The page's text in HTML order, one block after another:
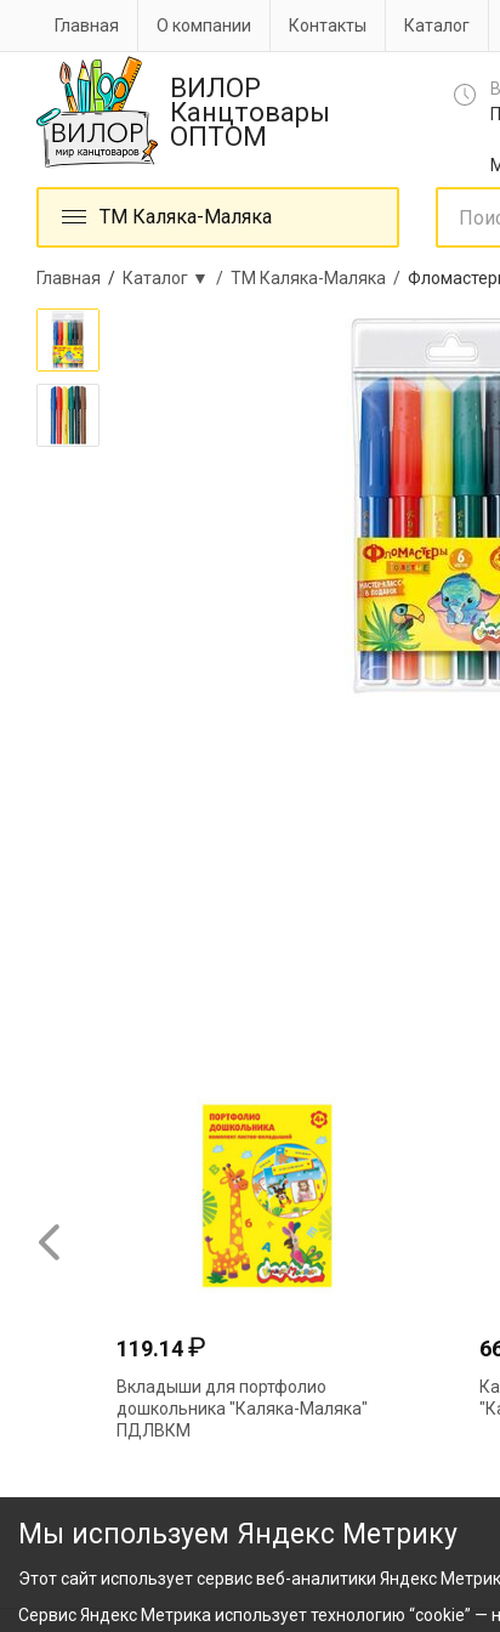
Главная О компании Контакты Каталог
ВИЛОР
Канцтовары
ОПТОМ
ТМ Каляка-Маляка
Главная / Каталог ▼ / ТМ Каляка-Маляка /
119.14₽
Вкладыши для портфолио
дошкольника "Каляка-Маляка"
ПДЛВКМ
Мы используем Яндекс Метрику
Этот сайт использует сервис веб-аналитики Яндекс
Сервис Яндекс Метрика использует технологию “cookie”